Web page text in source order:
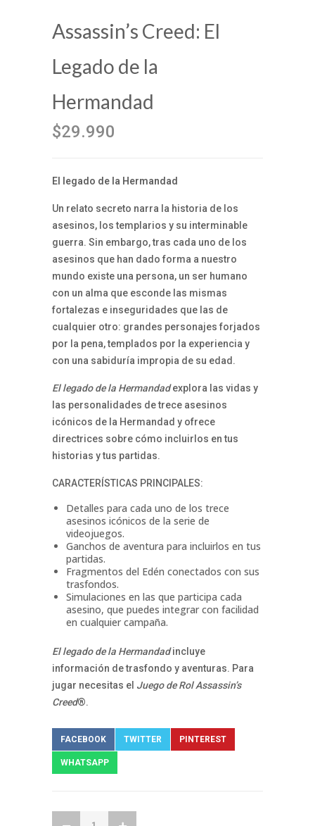
Assassin’s Creed: El
Legado de la
Hermandad
$29.990
El legado de la Hermandad
Un relato secreto narra la historia de los
asesinos, los templarios y su interminable
guerra. Sin embargo, tras cada uno de los
asesinos que han dado forma a nuestro
mundo existe una persona, un ser humano
con un alma que esconde las mismas
fortalezas e inseguridades que las de
cualquier otro: grandes personajes forjados
por la pena, templados por la experiencia y
con una sabiduría impropia de su edad.
El legado de la Hermandadexplora las vidas y
las personalidades de trece asesinos
icónicos de la Hermandad y ofrece
directrices sobre cómo incluirlos en tus
historias y tus partidas.
CARACTERÍSTICAS PRINCIPALES:
Detalles para cada uno de los trece
asesinos icónicos de la serie de
videojuegos.
Ganchos de aventura para incluirlos en tus
partidas.
Fragmentos del Edén conectados con sus
trasfondos.
Simulaciones en las que participa cada
asesino, que puedes integrar con facilidad
en cualquier campaña.
El legado de la Hermandadincluye
información de trasfondo y aventuras. Para
jugar necesitas el Juego de Rol Assassin’s
Creed®.
FACEBOOK TWITTER PINTEREST
WHATSAPP